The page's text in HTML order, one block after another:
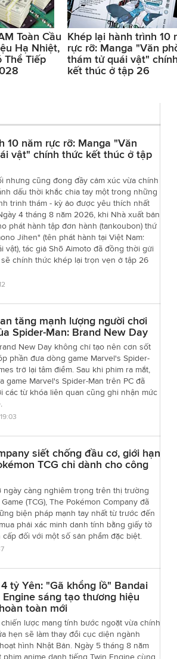
Toàn Cầu
Hạ Nhiệt,
Thể Tiếp
Khép lại hành trình 10
rực rỡ: Manga "Văn
thám tử quái vật"
kết thúc ở tập 26
10 năm rực rỡ: Manga "Văn
vật" chính thức kết thúc ở tập
nhưng cũng đong đầy cảm xúc vừa chính
dấu thời khắc chia tay một trong những
trinh thám - kỳ ảo được yêu thích nhất
4 tháng 8 năm 2026, khi Nhà xuất bản
phát hành tập đơn hành (tankoubon) thứ
Jihen" (tên phát hành tại Việt Nam:
vật), tác giả Shō Aimoto đã đồng thời gửi
sẽ chính thức khép lại trọn vẹn ở tập 26
tăng mạnh lượng người chơi
Spider-Man: Brand New Day
New Day không chỉ tạo nên cơn sốt
phần đưa dòng game Marvel's Spider-
trở lại tâm điểm. Sau khi phim ra mắt,
game Marvel's Spider-Man trên PC đã
các từ khóa liên quan cũng ghi nhận mức
siết chống đầu cơ, giới hạn
TCG chỉ dành cho công
ngày càng nghiêm trọng trên thị trường
(TCG), The Pokémon Company đã
biện pháp mạnh tay nhất từ trước đến
phải xác minh danh tính bằng giấy tờ
đối với một số sản phẩm đặc biệt.
tỷ Yên: "Gã khổng lồ" Bandai
sáng tạo thương hiệu
toàn mới
lược mang tính bước ngoặt vừa chính
hẹn sẽ làm thay đổi cục diện ngành
hình Nhật Bản. Ngày 5 tháng 8 năm
anime danh tiếng Twin Engine cùng